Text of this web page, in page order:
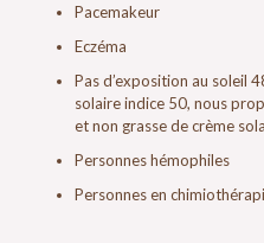
Pacemakeur
Eczéma
Pas d’exposition au soleil
solaire indice 50, nous
et non grasse de crème
Personnes hémophiles
Personnes en